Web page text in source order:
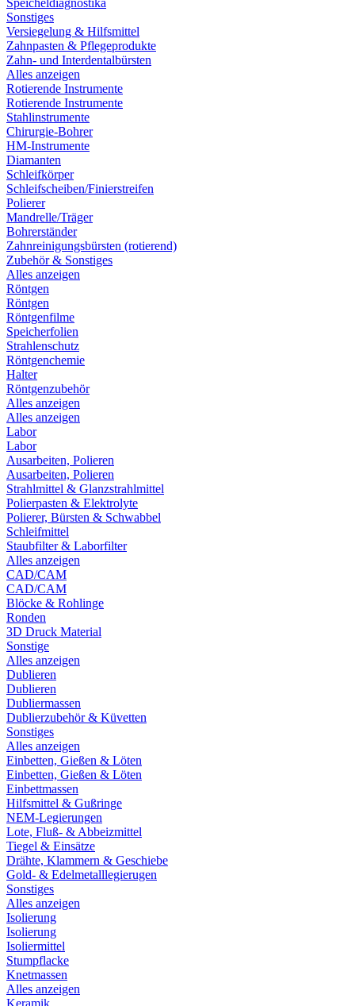
Speicheldiagnostika
Sonstiges
Versiegelung & Hilfsmittel
Zahnpasten & Pflegeprodukte
Zahn- und Interdentalbürsten
Alles anzeigen
Rotierende Instrumente
Rotierende Instrumente
Stahlinstrumente
Chirurgie-Bohrer
HM-Instrumente
Diamanten
Schleifkörper
Schleifscheiben/Finierstreifen
Polierer
Mandrelle/Träger
Bohrerständer
Zahnreinigungsbürsten (rotierend)
Zubehör & Sonstiges
Alles anzeigen
Röntgen
Röntgen
Röntgenfilme
Speicherfolien
Strahlenschutz
Röntgenchemie
Halter
Röntgenzubehör
Alles anzeigen
Alles anzeigen
Labor
Labor
Ausarbeiten, Polieren
Ausarbeiten, Polieren
Strahlmittel & Glanzstrahlmittel
Polierpasten & Elektrolyte
Polierer, Bürsten & Schwabbel
Schleifmittel
Staubfilter & Laborfilter
Alles anzeigen
CAD/CAM
CAD/CAM
Blöcke & Rohlinge
Ronden
3D Druck Material
Sonstige
Alles anzeigen
Dublieren
Dublieren
Dubliermassen
Dublierzubehör & Küvetten
Sonstiges
Alles anzeigen
Einbetten, Gießen & Löten
Einbetten, Gießen & Löten
Einbettmassen
Hilfsmittel & Gußringe
NEM-Legierungen
Lote, Fluß- & Abbeizmittel
Tiegel & Einsätze
Drähte, Klammern & Geschiebe
Gold- & Edelmetalllegierugen
Sonstiges
Alles anzeigen
Isolierung
Isolierung
Isoliermittel
Stumpflacke
Knetmassen
Alles anzeigen
Keramik